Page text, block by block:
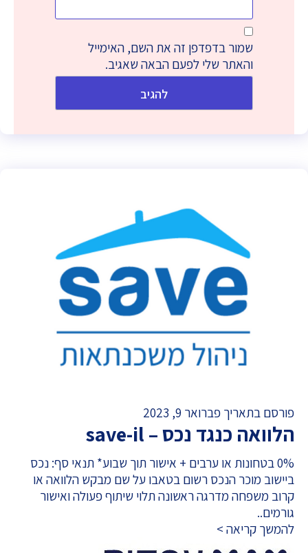
שמור בדפדפן זה את השם, האימייל
והאתר שלי לפעם הבאה שאגיב.
פורסם בתאריך פברואר 9, 2023
הלוואה כנגד נכס – save-il
0% בטחונות או ערבים + אישור תוך שבוע* תנאי סף: נכס
ביישוב מוכר הנכס רשום בטאבו על שם מבקש הלוואה או
קרוב משפחה מדרגה ראשונה תלוי שיתוף פעולה ואישור
גורמים..
להמשך קריאה >